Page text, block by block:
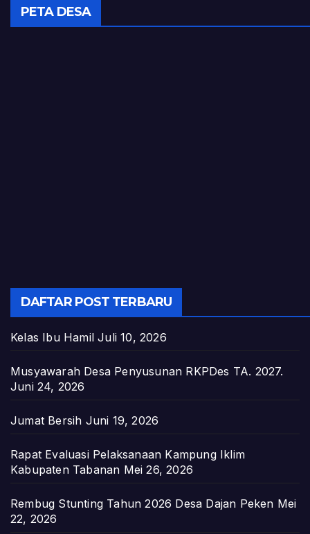
PETA DESA
DAFTAR POST TERBARU
Kelas Ibu Hamil Juli 10, 2026
Musyawarah Desa Penyusunan RKPDes TA. 2027.
Juni 24, 2026
Jumat Bersih Juni 19, 2026
Rapat Evaluasi Pelaksanaan Kampung Iklim
Kabupaten Tabanan Mei 26, 2026
Rembug Stunting Tahun 2026 Desa Dajan Peken Mei
22, 2026